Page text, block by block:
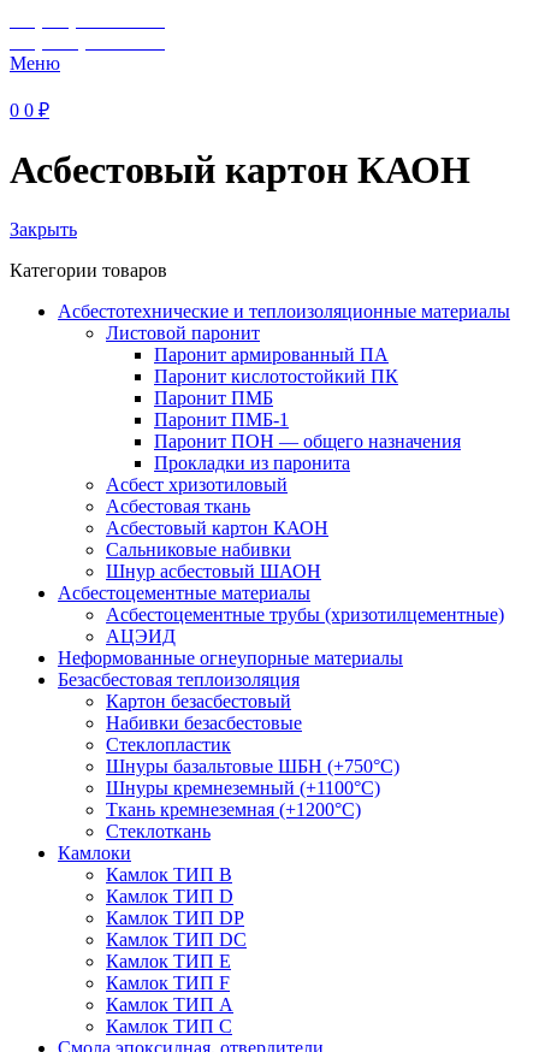
Меню
0 0 ₽
Асбестовый картон КАОН
Закрыть
Категории товаров
Асбестотехнические и теплоизоляционные материалы
Листовой паронит
Паронит армированный ПА
Паронит кислотостойкий ПК
Паронит ПМБ
Паронит ПМБ-1
Паронит ПОН — общего назначения
Прокладки из паронита
Асбест хризотиловый
Асбестовая ткань
Асбестовый картон КАОН
Сальниковые набивки
Шнур асбестовый ШАОН
Асбестоцементные материалы
Асбестоцементные трубы (хризотилцементные)
АЦЭИД
Неформованные огнеупорные материалы
Безасбестовая теплоизоляция
Картон безасбестовый
Набивки безасбестовые
Стеклопластик
Шнуры базальтовые ШБН (+750°С)
Шнуры кремнеземный (+1100°С)
Ткань кремнеземная (+1200°С)
Стеклоткань
Камлоки
Камлок ТИП B
Камлок ТИП D
Камлок ТИП DP
Камлок ТИП DС
Камлок ТИП E
Камлок ТИП F
Камлок ТИП А
Камлок ТИП С
Смола эпоксидная, отвердители